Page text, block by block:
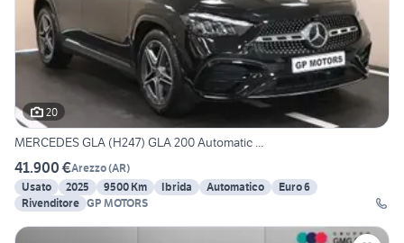
20
MERCEDES GLA (H247) GLA 200 Automatic ...
41.900 €Arezzo(AR)
Usato
2025 9500 Km Ibrida Automatico
Euro 6
Rivenditore GP MOTORS